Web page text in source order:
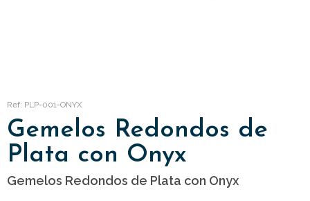
Ref: PLP-001-ONYX
Gemelos Redondos de
Plata con Onyx
Gemelos Redondos de Plata con Onyx